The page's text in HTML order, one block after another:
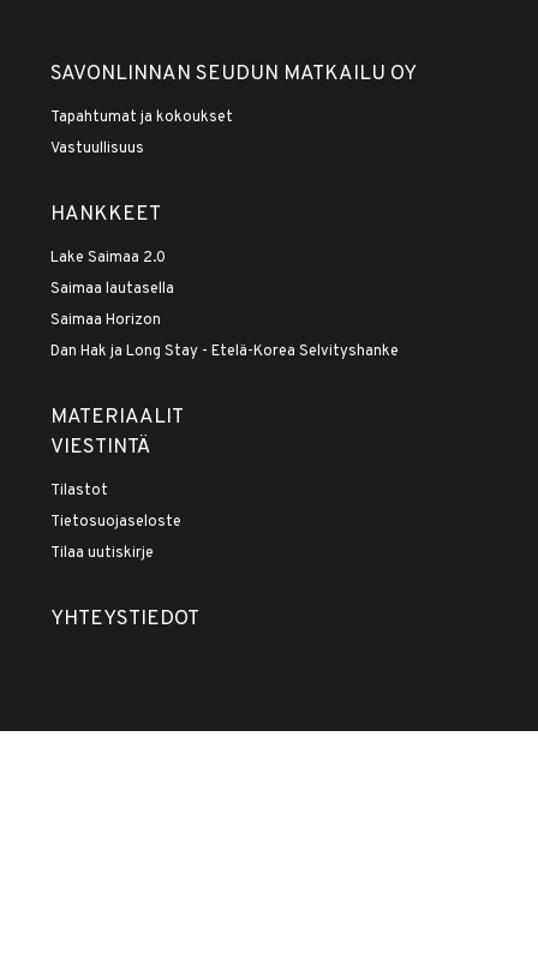
SAVONLINNAN SEUDUN MATKAILU OY
Tapahtumat ja kokoukset
Vastuullisuus
HANKKEET
Lake Saimaa 2.0
Saimaa lautasella
Saimaa Horizon
Dan Hak ja Long Stay - Etelä-Korea Selvityshanke
MATERIAALIT
VIESTINTÄ
Tilastot
Tietosuojaseloste
Tilaa uutiskirje
YHTEYSTIEDOT